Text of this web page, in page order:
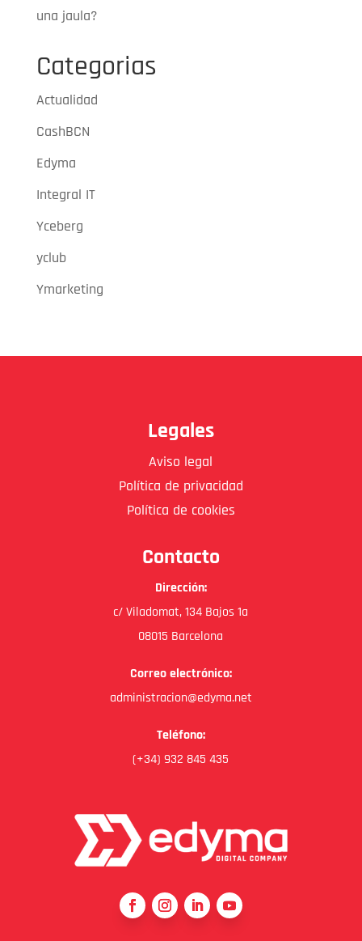
una jaula?
Categorias
Actualidad
CashBCN
Edyma
Integral IT
Yceberg
yclub
Ymarketing
Legales
Aviso legal
Política de privacidad
Política de cookies
Contacto
Dirección:
c/ Viladomat, 134 Bajos 1a
08015 Barcelona
Correo electrónico:
administracion@edyma.net
Teléfono:
(+34) 932 845 435